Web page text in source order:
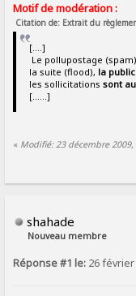
Motif de modération :
Citation de: Extrait du
[....]
Le pollupostage
la suite (flood), la
les sollicitations sont
[......]
« Modifié: 23 décembre
shahade
Nouveau membre
Réponse #1 le: 26 février